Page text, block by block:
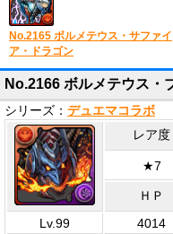
No.2165 ボルメテウス・サファイ
ア・ドラゴン
No.2166 ボルメテウス・
シリーズ： デュエマコラボ
レア度
★7
ＨＰ
Lv.99
4014